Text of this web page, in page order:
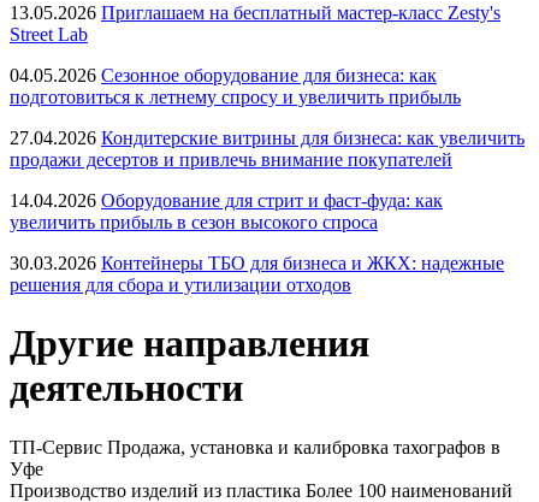
13.05.2026 Приглашаем на бесплатный мастер-класс Zesty's
Street Lab
04.05.2026 Сезонное оборудование для бизнеса: как
подготовиться к летнему спросу и увеличить прибыль
27.04.2026 Кондитерские витрины для бизнеса: как увеличить
продажи десертов и привлечь внимание покупателей
14.04.2026 Оборудование для стрит и фаст-фуда: как
увеличить прибыль в сезон высокого спроса
30.03.2026 Контейнеры ТБО для бизнеса и ЖКХ: надежные
решения для сбора и утилизации отходов
Другие направления
деятельности
ТП-Сервис Продажа, установка и калибровка тахографов в
Уфе
Производство изделий из пластика Более 100 наименований